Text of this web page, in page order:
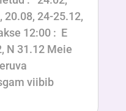
20.08, 24-25.12,
12:00 : E
N 31.12 Meie
viibib